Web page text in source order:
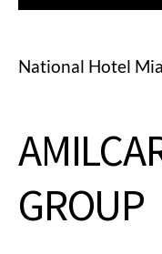
National Hotel
GROUP